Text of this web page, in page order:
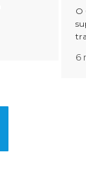
O
6